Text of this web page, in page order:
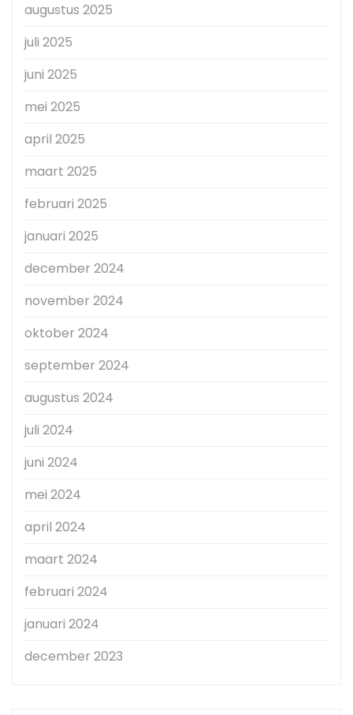
augustus 2025
juli 2025
juni 2025
mei 2025
april 2025
maart 2025
februari 2025
januari 2025
december 2024
november 2024
oktober 2024
september 2024
augustus 2024
juli 2024
juni 2024
mei 2024
april 2024
maart 2024
februari 2024
januari 2024
december 2023